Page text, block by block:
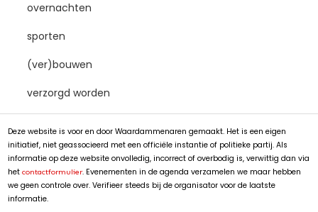
overnachten
sporten
(ver)bouwen
verzorgd worden
Deze website is voor en door Waardammenaren gemaakt. Het is een eigen
initiatief, niet geassocieerd met een officiële instantie of politieke partij. Als
informatie op deze website onvolledig, incorrect of overbodig is, verwittig dan via
het contactformulier. Evenementen in de agenda verzamelen we maar hebben
we geen controle over. Verifieer steeds bij de organisator voor de laatste
informatie.